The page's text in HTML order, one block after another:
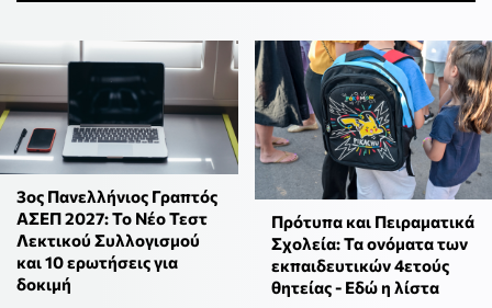
3ος Πανελλήνιος Γραπτός
ΑΣΕΠ 2027: Το Νέο Τεστ
Λεκτικού Συλλογισμού
και 10 ερωτήσεις για
δοκιμή
Πρότυπα και Πειραματικά
Σχολεία: Τα ονόματα των
εκπαιδευτικών 4ετούς
θητείας - Εδώ η λίστα